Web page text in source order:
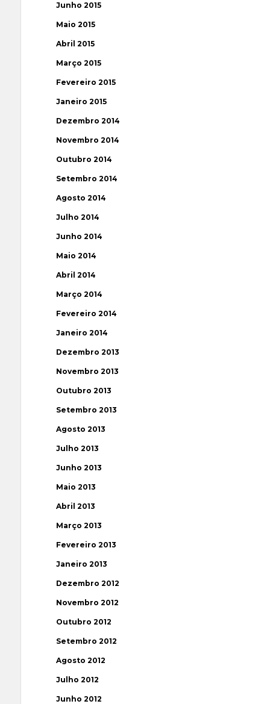
Junho 2015
Maio 2015
Abril 2015
Março 2015
Fevereiro 2015
Janeiro 2015
Dezembro 2014
Novembro 2014
Outubro 2014
Setembro 2014
Agosto 2014
Julho 2014
Junho 2014
Maio 2014
Abril 2014
Março 2014
Fevereiro 2014
Janeiro 2014
Dezembro 2013
Novembro 2013
Outubro 2013
Setembro 2013
Agosto 2013
Julho 2013
Junho 2013
Maio 2013
Abril 2013
Março 2013
Fevereiro 2013
Janeiro 2013
Dezembro 2012
Novembro 2012
Outubro 2012
Setembro 2012
Agosto 2012
Julho 2012
Junho 2012